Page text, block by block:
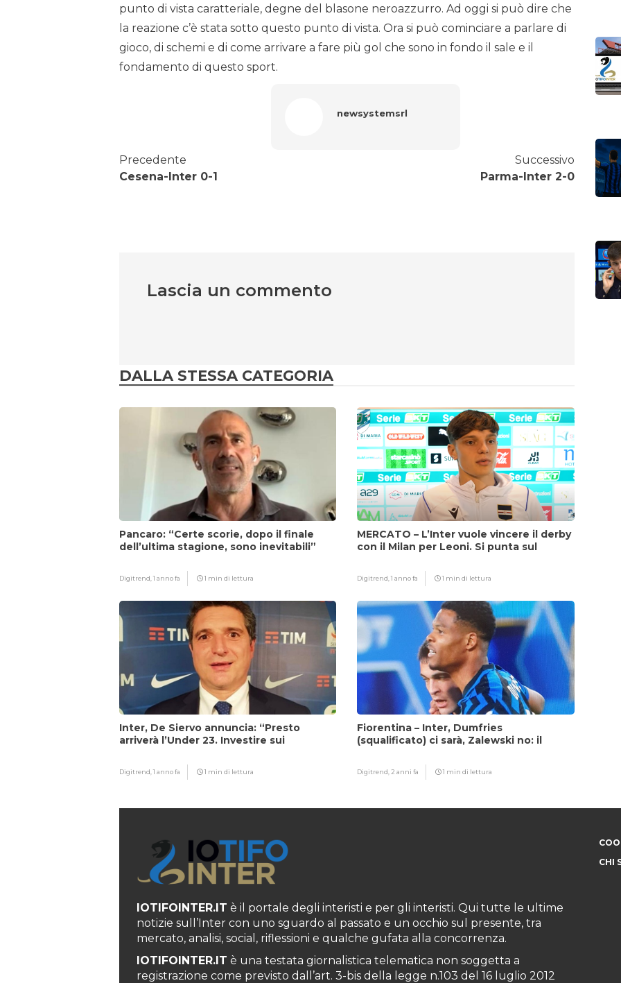
punto di vista caratteriale, degne del blasone neroazzurro. Ad oggi si può dire che
la reazione c’è stata sotto questo punto di vista. Ora si può cominciare a parlare di
gioco, di schemi e di come arrivare a fare più gol che sono in fondo il sale e il
fondamento di questo sport.
newsystemsrl
Precedente
Cesena-Inter 0-1
Successivo
Parma-Inter 2-0
Lascia un commento
DALLA STESSA CATEGORIA
Pancaro: “Certe scorie, dopo il finale
dell’ultima stagione, sono inevitabili”
Digitrend,1 anno fa 1 min di lettura
MERCATO – L’Inter vuole vincere il derby
con il Milan per Leoni. Si punta sul
Digitrend,1 anno fa 1 min di lettura
Inter, De Siervo annuncia: “Presto
arriverà l’Under 23. Investire sui
Digitrend,1 anno fa 1 min di lettura
Fiorentina – Inter, Dumfries
(squalificato) ci sarà, Zalewski no: il
Digitrend,2 anni fa 1 min di lettura
IOTIFOINTER.IT è il portale degli interisti e per gli interisti. Qui tutte le ultime
notizie sull’Inter con uno sguardo al passato e un occhio sul presente, tra
mercato, analisi, social, riflessioni e qualche gufata alla concorrenza.
IOTIFOINTER.IT è una testata giornalistica telematica non soggetta a
registrazione come previsto dall’art. 3-bis della legge n.103 del 16 luglio 2012
CHI